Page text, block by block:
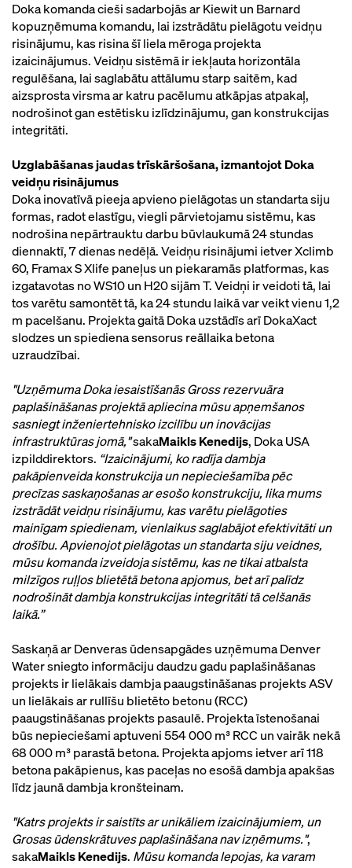
Doka komanda cieši sadarbojās ar Kiewit un Barnard
kopuzņēmuma komandu, lai izstrādātu pielāgotu veidņu
risinājumu, kas risina šī liela mēroga projekta
izaicinājumus. Veidņu sistēmā ir iekļauta horizontāla
regulēšana, lai saglabātu attālumu starp saitēm, kad
aizsprosta virsma ar katru pacēlumu atkāpjas atpakaļ,
nodrošinot gan estētisku izlīdzinājumu, gan konstrukcijas
integritāti.
Uzglabāšanas jaudas trīskāršošana, izmantojot Doka
veidņu risinājumus
Doka inovatīvā pieeja apvieno pielāgotas un standarta siju
formas, radot elastīgu, viegli pārvietojamu sistēmu, kas
nodrošina nepārtrauktu darbu būvlaukumā 24 stundas
diennaktī, 7 dienas nedēļā. Veidņu risinājumi ietver Xclimb
60, Framax S Xlife paneļus un piekaramās platformas, kas
izgatavotas no WS10 un H20 sijām T. Veidņi ir veidoti tā, lai
tos varētu samontēt tā, ka 24 stundu laikā var veikt vienu 1,2
m pacelšanu. Projekta gaitā Doka uzstādīs arī DokaXact
slodzes un spiediena sensorus reāllaika betona
uzraudzībai.
"Uzņēmuma Doka iesaistīšanās Gross rezervuāra
paplašināšanas projektā apliecina mūsu apņemšanos
sasniegt inženiertehnisko izcilību un inovācijas
infrastruktūras jomā,"sakaMaikls Kenedijs, Doka USA
izpilddirektors. “Izaicinājumi, ko radīja dambja
pakāpienveida konstrukcija un nepieciešamība pēc
precīzas saskaņošanas ar esošo konstrukciju, lika mums
izstrādāt veidņu risinājumu, kas varētu pielāgoties
mainīgam spiedienam, vienlaikus saglabājot efektivitāti un
drošību. Apvienojot pielāgotas un standarta siju veidnes,
mūsu komanda izveidoja sistēmu, kas ne tikai atbalsta
milzīgos ruļļos blietētā betona apjomus, bet arī palīdz
nodrošināt dambja konstrukcijas integritāti tā celšanās
laikā.”
Saskaņā ar Denveras ūdensapgādes uzņēmuma Denver
Water sniegto informāciju daudzu gadu paplašināšanas
projekts ir lielākais dambja paaugstināšanas projekts ASV
un lielākais ar rullīšu blietēto betonu (RCC)
paaugstināšanas projekts pasaulē. Projekta īstenošanai
būs nepieciešami aptuveni 554 000 m³ RCC un vairāk nekā
68 000 m³ parastā betona. Projekta apjoms ietver arī 118
betona pakāpienus, kas paceļas no esošā dambja apakšas
līdz jaunā dambja kronšteinam.
"Katrs projekts ir saistīts ar unikāliem izaicinājumiem, un
Grosas ūdenskrātuves paplašināšana nav izņēmums.",
sakaMaikls Kenedijs. Mūsu komanda lepojas, ka varam